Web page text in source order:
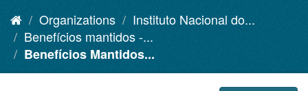
Organizations
Instituto Nacional do...
Benefícios mantidos -...
Benefícios Mantidos...